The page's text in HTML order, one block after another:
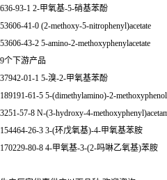
636-93-1 2-甲氧基-5-硝基苯酚
53606-41-0 (2-methoxy-5-nitrophenyl)acetate
53606-43-2 5-amino-2-methoxyphenylacetate
9个下游产品
37942-01-1 5-溴-2-甲氧基苯酚
189191-61-5 5-(dimethylamino)-2-methoxyphenol
3251-57-8 N-(3-hydroxy-4-
154464-26-3 3-(环戊氧基)-4-甲氧基苯胺
170229-80-8 4-甲氧基-3-(2-吗啉乙氧基)苯胺